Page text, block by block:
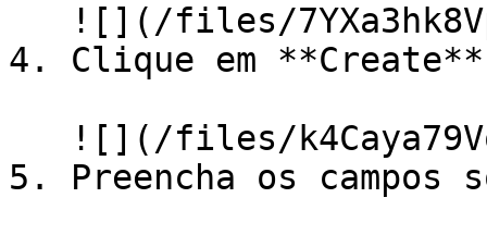
4. Clique em **Create**
5. Preencha os campos